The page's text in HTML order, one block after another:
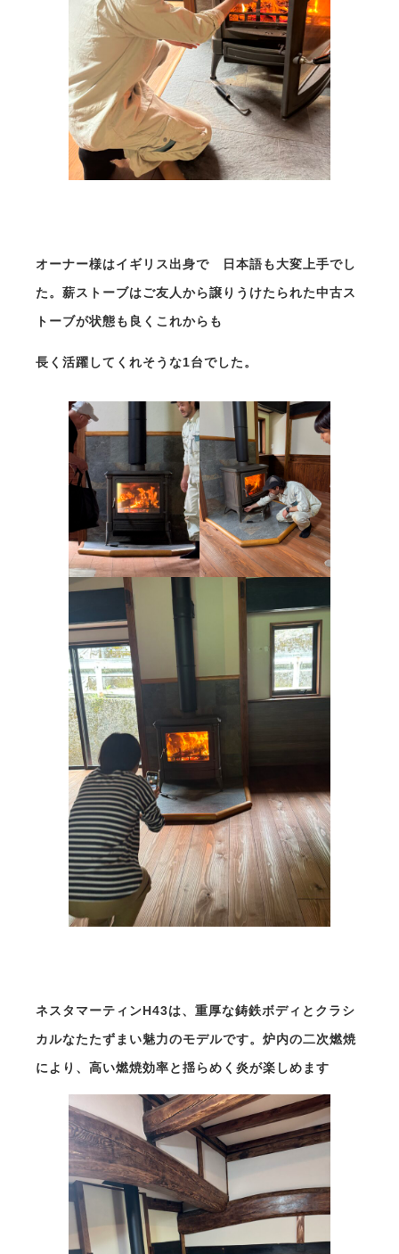
オーナー様はイギリス出身で 日本語も大変上手でし
た。薪ストーブはご友人から譲りうけたられた中古ス
トーブが状態も良くこれからも
長く活躍してくれそうな1台でした。
ネスタマーティンH43は、重厚な鋳鉄ボディとクラシ
カルなたたずまい魅力のモデルです。炉内の二次燃焼
により、高い燃焼効率と揺らめく炎が楽しめます